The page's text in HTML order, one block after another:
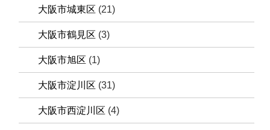
大阪市城東区 (21)
大阪市鶴見区 (3)
大阪市旭区 (1)
大阪市淀川区 (31)
大阪市西淀川区 (4)